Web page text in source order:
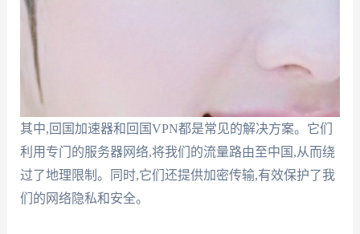
其中,回国加速器和回国VPN都是常见的解决方案。它们
利用专门的服务器网络,将我们的流量路由至中国,从而绕
过了地理限制。同时,它们还提供加密传输,有效保护了我
们的网络隐私和安全。